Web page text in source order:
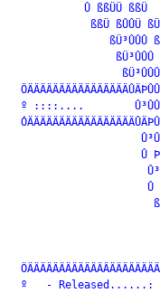
Û ßßÜÜ ßßÜ
ßßÜ ßÛÛÜ
ßÜ³ÛÛÛ
ßÜ³ÛÛÛ
º ::::....
Û
Û
º   -